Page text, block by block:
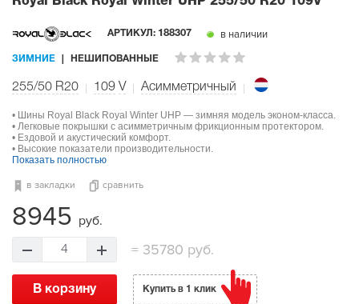
АРТИКУЛ: 188307 в наличии
ЗИМНИЕ НЕШИПОВАННЫЕ
255/50 R20 109 V Асимметричный
• Шины Royal Black Royal Winter UHP — зимняя модель эконом-класса.
• Легковые покрышки с асимметричным фрикционным протектором.
• Ездовой и акустический комфорт.
• Высокие показатели производительности.
Показать полностью
в закладки сравнить
8945 руб.
4 = 35780 руб.
В корзину Купить в 1 клик